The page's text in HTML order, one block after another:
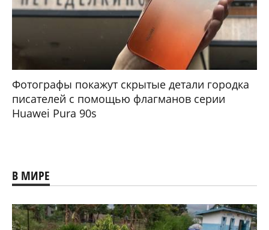
Фотографы покажут скрытые детали городка
писателей с помощью флагманов серии
Huawei Pura 90s
В МИРЕ